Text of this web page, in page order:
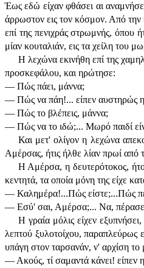
Έως εδώ είχαν φθάσει αι
άρρωστον εις τον κόσμον. Από την
επί της πενιχράς στρωμνής, όπου
μίαν κουταλιάν, εις τα χείλη του
Η λεχώνα εκινήθη επί της
προσκεφάλου, και ηρώτησε:
— Πώς πάει, μάννα;
— Πώς να πάη!... είπεν αυστηρώς
— Πώς το βλέπεις, μάννα;
— Πώς να το ιδώ;... Μωρό παιδί
Και μετ' ολίγον η λεχώνα
Αμέρσας, ήτις ήλθε λίαν πρωί από
Η Αμέρσα, η δευτερότοκος,
κεντητά, τα οποία μόνη της είχε
— Καλημέρα!...Πώς είστε;...Πώς
— Εσύ' σαι, Αμέρσα;... Να, πέρασε
Η γραία μόλις είχεν
λεπτού ξυλοτοίχου, παραπλεύρως
υπάγη στον ταρσανάν, ν' αρχίση το
— Ακούς, τί σαμαντά κάνει! είπεν